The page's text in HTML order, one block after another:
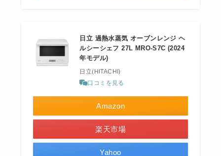
日立 過熱水蒸気 オーブンレンジ ヘ
ルシーシェフ 27L MRO-S7C (2024
年モデル)
日立(HITACHI)
口コミを見る
Amazon
楽天市場
Yahoo